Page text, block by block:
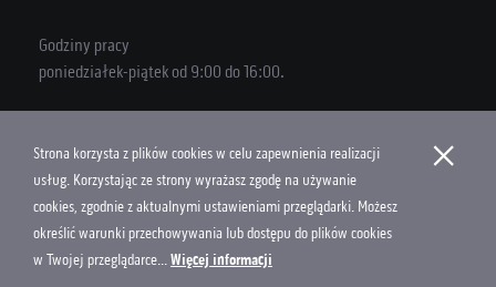
Godziny pracy
poniedziałek-piątek od 9:00 do 16:00.
Copyright © 2026 Knock Out Productions
Polityka Cookies
Projekt i wykonanie
Strona korzysta z plików cookies w celu zapewnienia realizacji
usług. Korzystając ze strony wyrażasz zgodę na używanie
cookies, zgodnie z aktualnymi ustawieniami przeglądarki. Możesz
określić warunki przechowywania lub dostępu do plików cookies
w Twojej przeglądarce...Więcej informacji
×